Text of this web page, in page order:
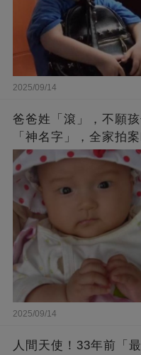
2025/09/14
爸爸姓「滾」，不願
「神名字」，全家拍
2025/09/14
人間天使！33年前「